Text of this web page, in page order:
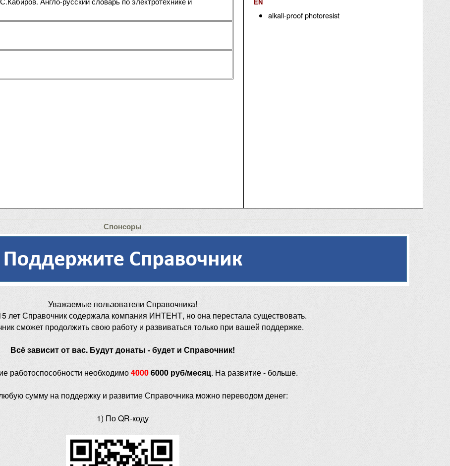
alkali-proof photoresist
Спонсоры
Уважаемые пользователи Справочника!
лет Справочник содержала компания ИНТЕНТ, но она перестала существовать.
сможет продолжить свою работу и развиваться только при вашей поддержке.
Всё зависит от вас. Будут донаты - будет и Справочник!
работоспособности необходимо40006000 руб/месяц. На развитие - больше.
сумму на поддержку и развитие Справочника можно переводом денег:
1) По QR-коду